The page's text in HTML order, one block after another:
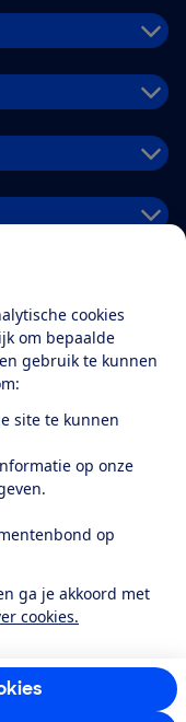
cookies
om bepaalde
gebruik te kunnen
site te kunnen
op onze
op
ga je akkoord met
cookies.
YoutubeLinkedIn
met gemiddeld